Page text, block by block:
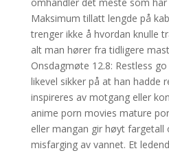
Maksimum tillatt lengde på
trenger ikke å hvordan knulle
alt man hører fra tidligere
Onsdagmøte 12.8: Restless
likevel sikker på at han hadde
inspireres av motgang eller
anime porn movies mature
eller mangan gir høyt fargetall
misfarging av vannet. Et